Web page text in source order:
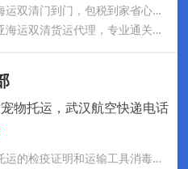
东莞油漆涂料出口非洲多哥海运双清门到门，包税到家省心更省钱
深圳生活用品出口非洲利比亚海运双清货运代理，专业通关快不延误
物托运，武汉航空快递电话
武汉机场航空托运代办宠物托运的检疫证明和运输工具消毒证明